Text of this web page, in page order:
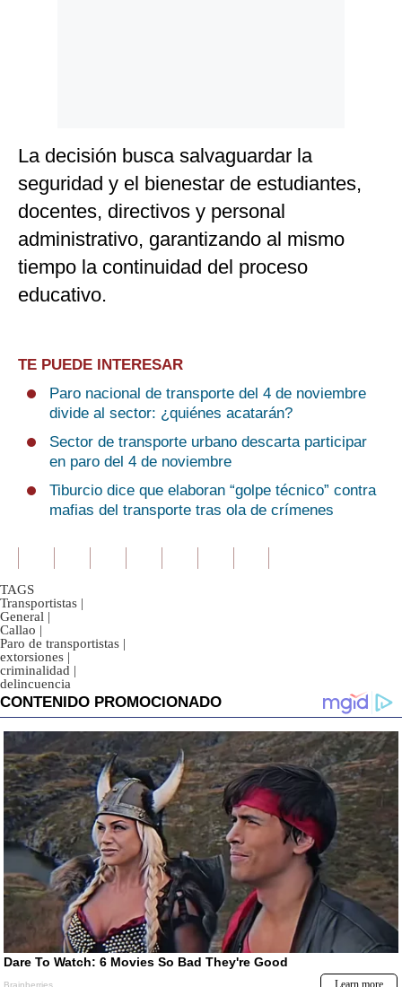
La decisión busca salvaguardar la
seguridad y el bienestar de estudiantes,
docentes, directivos y personal
administrativo, garantizando al mismo
tiempo la continuidad del proceso
educativo.
TE PUEDE INTERESAR
Paro nacional de transporte del 4 de noviembre
divide al sector: ¿quiénes acatarán?
Sector de transporte urbano descarta participar
en paro del 4 de noviembre
Tiburcio dice que elaboran “golpe técnico” contra
mafias del transporte tras ola de crímenes
TAGS
Transportistas |
General |
Callao |
Paro de transportistas |
extorsiones |
criminalidad |
delincuencia